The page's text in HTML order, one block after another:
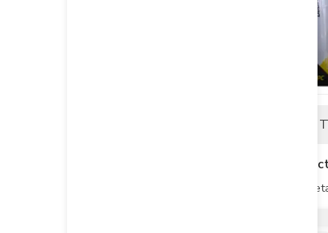
Descripción del
- Cortavidrio lubricado